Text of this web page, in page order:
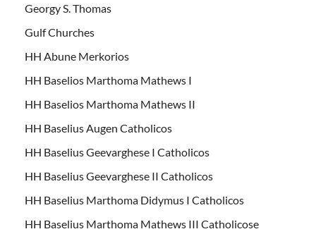
Georgy S. Thomas
Gulf Churches
HH Abune Merkorios
HH Baselios Marthoma Mathews I
HH Baselios Marthoma Mathews II
HH Baselius Augen Catholicos
HH Baselius Geevarghese I Catholicos
HH Baselius Geevarghese II Catholicos
HH Baselius Marthoma Didymus I Catholicos
HH Baselius Marthoma Mathews III Catholicose